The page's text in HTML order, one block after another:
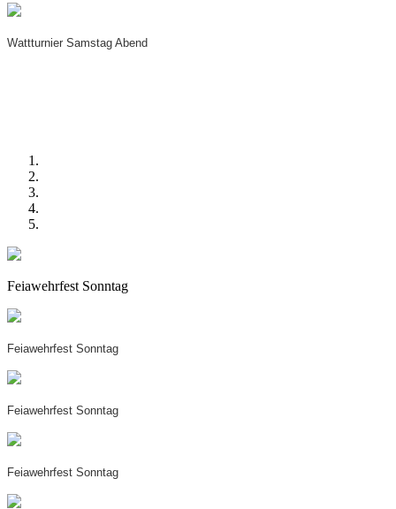
Wattturnier Samstag Abend
Feiawehrfest Sonntag
Feiawehrfest Sonntag
Feiawehrfest Sonntag
Feiawehrfest Sonntag